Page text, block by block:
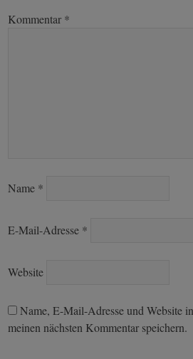
Kommentar *
Name *
E-Mail-Adresse *
Website
Name, E-Mail-Adresse und Website
meinen nächsten Kommentar speichern.